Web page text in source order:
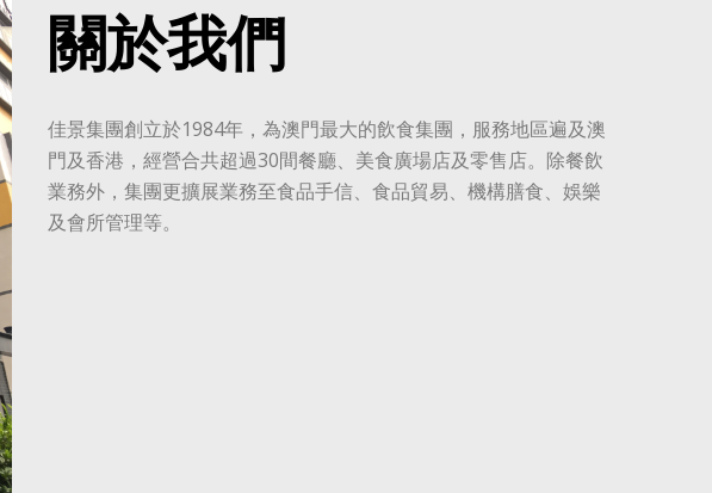
關於我們
佳景集團創立於1984年，為澳門最大的飲食集團，服務地區遍及澳
門及香港，經營合共超過30間餐廳、美食廣場店及零售店。除餐飲
業務外，集團更擴展業務至食品手信、食品貿易、機構膳食、娛樂
及會所管理等。